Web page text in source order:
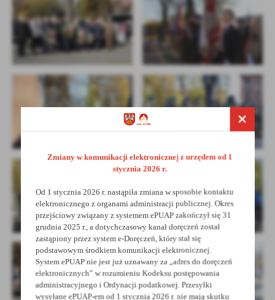
Zmiany w komunikacji elektronicznej z urzędem od 1
stycznia 2026 r.
Od 1 stycznia 2026 r. nastąpiła zmiana w sposobie kontaktu
elektronicznego z organami administracji publicznej. Okres
przejściowy związany z systemem ePUAP zakończył się 31
grudnia 2025 r., a dotychczasowy kanał doręczeń został
zastąpiony przez system e-Doręczeń, który stał się
podstawowym środkiem komunikacji elektronicznej.
System ePUAP nie jest już uznawany za „adres do doręczeń
elektronicznych” w rozumieniu Kodeksu postępowania
administracyjnego i Ordynacji podatkowej. Przesyłki
wysyłane ePUAP-em od 1 stycznia 2026 r. nie mają skutku